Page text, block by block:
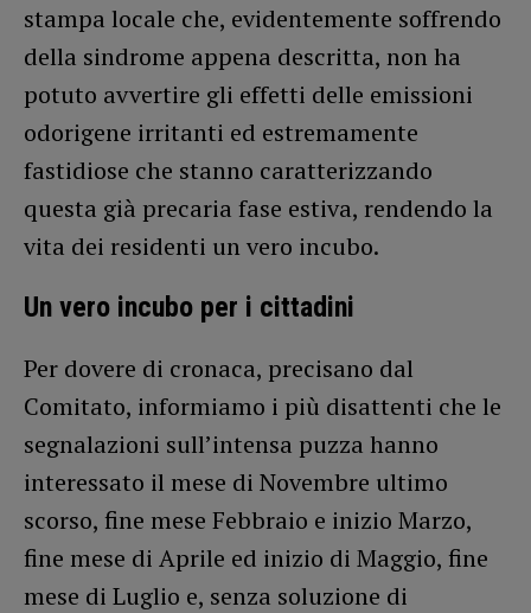
stampa locale che, evidentemente soffrendo
della sindrome appena descritta, non ha
potuto avvertire gli effetti delle emissioni
odorigene irritanti ed estremamente
fastidiose che stanno caratterizzando
questa già precaria fase estiva, rendendo la
vita dei residenti un vero incubo.
Un vero incubo per i cittadini
Per dovere di cronaca, precisano dal
Comitato, informiamo i più disattenti che le
segnalazioni sull’intensa puzza hanno
interessato il mese di Novembre ultimo
scorso, fine mese Febbraio e inizio Marzo,
fine mese di Aprile ed inizio di Maggio, fine
mese di Luglio e, senza soluzione di